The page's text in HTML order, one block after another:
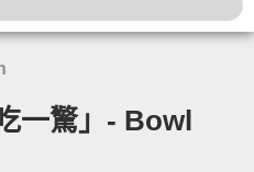
一驚」- Bowl